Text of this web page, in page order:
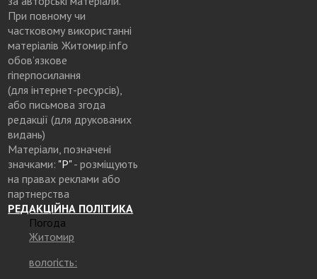
При повному чи
частковому використанні
матеріалів Житомир.info
обов’язкове
гіперпосилання
(для інтернет-ресурсів),
або письмова згода
редакції (для друкованих
видань)
Матеріали, позначені
значками: "Р"- розміщують
на правах реклами або
партнерства
РЕДАКЦІЙНА ПОЛІТИКА
Погода
Житомир
вологість: